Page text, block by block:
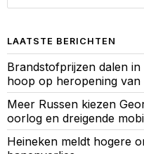
LAATSTE BERICHTEN
Brandstofprijzen dalen
hoop op heropening
Meer Russen kiezen
oorlog en dreigende
Heineken meldt hogere